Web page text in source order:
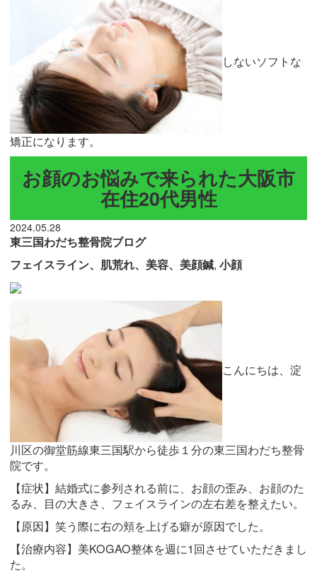
しないソフトな
矯正になります。
お顔のお悩みで来られた大阪市
在住20代男性
2024.05.28
東三国わだち整骨院ブログ
フェイスライン、肌荒れ、美容、美顔鍼, 小顔
こんにちは、淀
川区の御堂筋線東三国駅から徒歩１分の東三国わだち整骨
院です。
【症状】結婚式に参列される前に、お顔の歪み、お顔のた
るみ、目の大きさ、フェイスラインの左右差を整えたい。
【原因】笑う際に右の頬を上げる癖が原因でした。
【治療内容】美KOGAO整体を週に1回させていただきまし
た。